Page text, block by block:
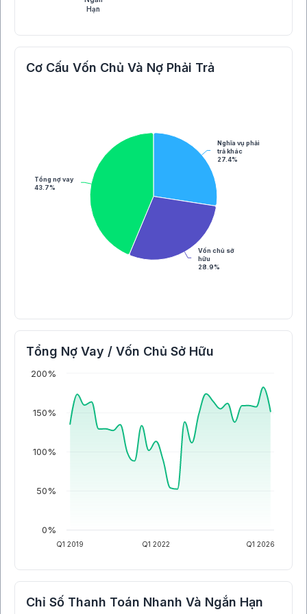
Hạn
Cơ Cấu Vốn Chủ Và Nợ Phải Trả
Nghĩa vụ phải
trả khác
27.4%
Vốn chủ sở
hữu
28.9%
Tổng nợ vay
43.7%
Tổng Nợ Vay / Vốn Chủ Sở Hữu
Q1 2019 Q1 2022 Q1 2026
0%
50%
100%
150%
200%
Chỉ Số Thanh Toán Nhanh Và Ngắn Hạn